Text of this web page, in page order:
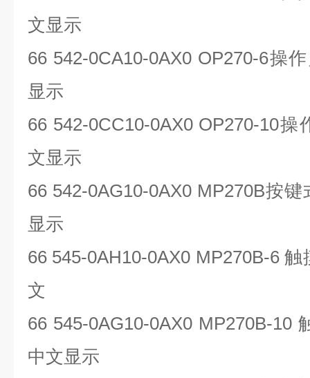
文显示
66 542-0CA10-0AX0 OP270-6操
显示
66 542-0CC10-0AX0 OP270-10操
文显示
66 542-0AG10-0AX0 MP270B按键
显示
66 545-0AH10-0AX0 MP270B-6触
文
66 545-0AG10-0AX0 MP270B-10
中文显示